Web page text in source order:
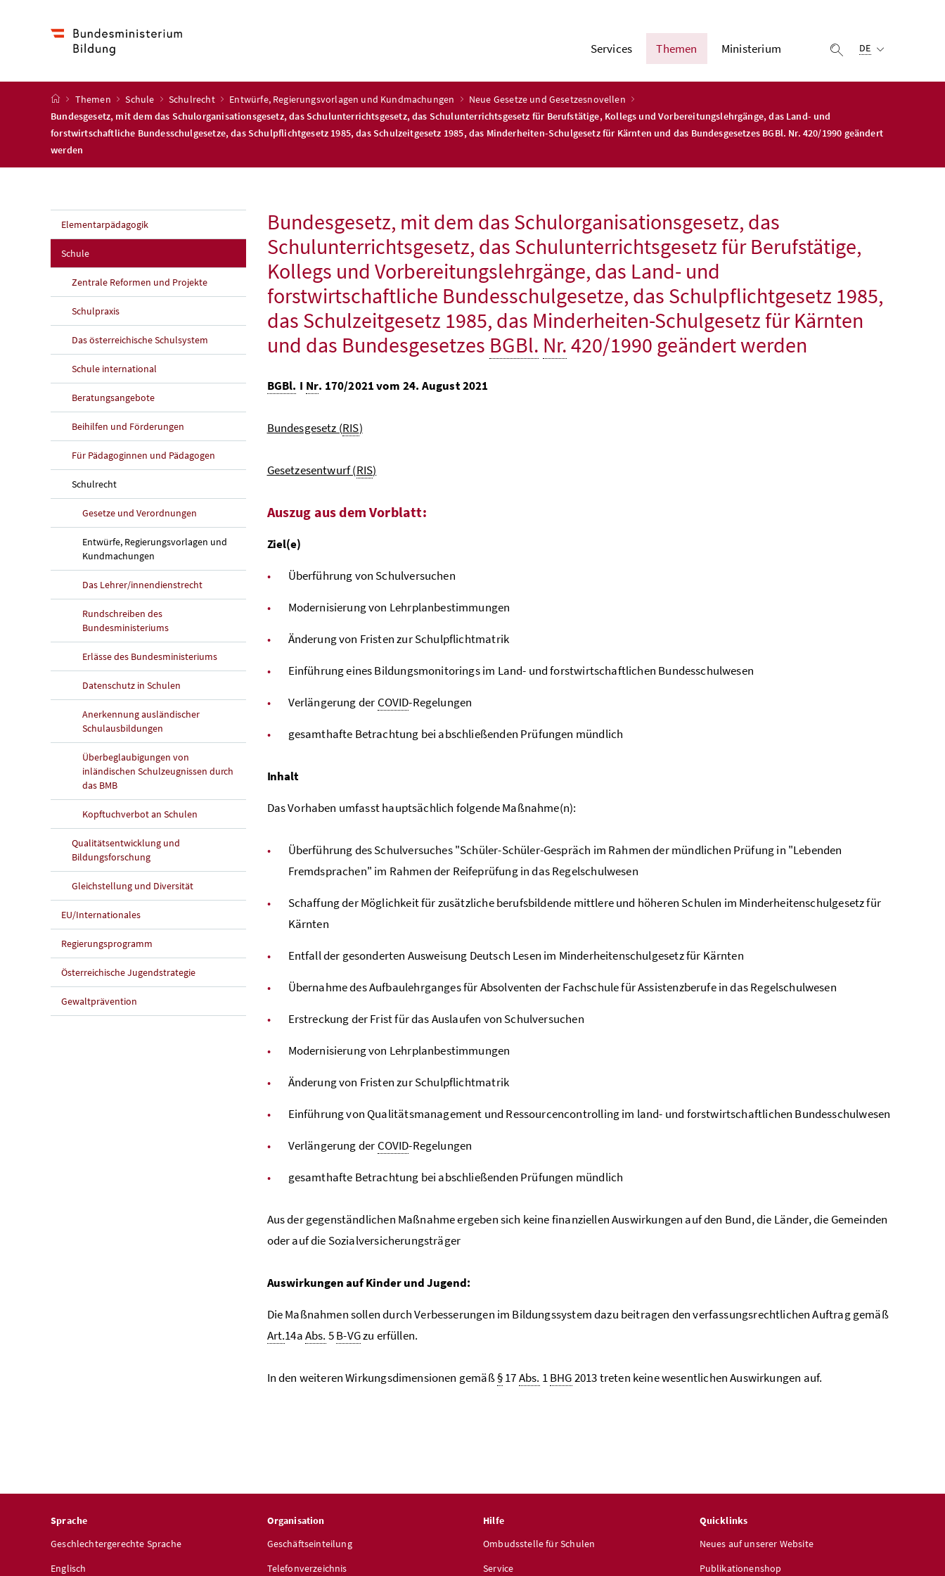
Services Themen Ministerium Suche einblenden
DE
Startseite
Themen Schule Schulrecht Entwürfe, Regierungsvorlagen und Kundmachungen
Neue Gesetze und Gesetzesnovellen
Bundesgesetz, mit dem das Schulorganisationsgesetz, das Schulunterrichtsgesetz, das Schulunterrichtsgesetz für Berufstätige, Kollegs und Vorbereitungslehrgänge, das Land- und
forstwirtschaftliche Bundesschulgesetze, das Schulpflichtgesetz 1985, das Schulzeitgesetz 1985, das Minderheiten-Schulgesetz für Kärnten und das Bundesgesetzes BGBl. Nr. 420/1990 geändert
werden
Elementarpädagogik
Schule
Zentrale Reformen und Projekte
Schulpraxis
Das österreichische Schulsystem
Schule international
Beratungsangebote
Beihilfen und Förderungen
Für Pädagoginnen und Pädagogen
Schulrecht
Gesetze und Verordnungen
Entwürfe, Regierungsvorlagen und
Kundmachungen
Das Lehrer/innendienstrecht
Rundschreiben des
Bundesministeriums
Erlässe des Bundesministeriums
Datenschutz in Schulen
Anerkennung ausländischer
Schulausbildungen
Überbeglaubigungen von
inländischen Schulzeugnissen durch
das BMB
Kopftuchverbot an Schulen
Qualitätsentwicklung und
Bildungsforschung
Gleichstellung und Diversität
EU/Internationales
Regierungsprogramm
Österreichische Jugendstrategie
Gewaltprävention
Bundesgesetz, mit dem das Schulorganisationsgesetz, das
Schulunterrichtsgesetz, das Schulunterrichtsgesetz für Berufstätige,
Kollegs und Vorbereitungslehrgänge, das Land- und
forstwirtschaftliche Bundesschulgesetze, das Schulpflichtgesetz 1985,
das Schulzeitgesetz 1985, das Minderheiten-Schulgesetz für Kärnten
und das Bundesgesetzes BGBl. Nr.420/1990 geändert werden
BGBl. I Nr. 170/2021 vom 24. August 2021
Bundesgesetz (RIS)
Gesetzesentwurf (RIS)
Auszug aus dem Vorblatt:
Ziel(e)
Überführung von Schulversuchen
Modernisierung von Lehrplanbestimmungen
Änderung von Fristen zur Schulpflichtmatrik
Einführung eines Bildungsmonitorings im Land- und forstwirtschaftlichen Bundesschulwesen
Verlängerung der COVID-Regelungen
gesamthafte Betrachtung bei abschließenden Prüfungen mündlich
Inhalt
Das Vorhaben umfasst hauptsächlich folgende Maßnahme(n):
Überführung des Schulversuches "Schüler-Schüler-Gespräch im Rahmen der mündlichen Prüfung in "Lebenden
Fremdsprachen" im Rahmen der Reifeprüfung in das Regelschulwesen
Schaffung der Möglichkeit für zusätzliche berufsbildende mittlere und höheren Schulen im Minderheitenschulgesetz für
Kärnten
Entfall der gesonderten Ausweisung Deutsch Lesen im Minderheitenschulgesetz für Kärnten
Übernahme des Aufbaulehrganges für Absolventen der Fachschule für Assistenzberufe in das Regelschulwesen
Erstreckung der Frist für das Auslaufen von Schulversuchen
Modernisierung von Lehrplanbestimmungen
Änderung von Fristen zur Schulpflichtmatrik
Einführung von Qualitätsmanagement und Ressourcencontrolling im land- und forstwirtschaftlichen Bundesschulwesen
Verlängerung der COVID-Regelungen
gesamthafte Betrachtung bei abschließenden Prüfungen mündlich
Aus der gegenständlichen Maßnahme ergeben sich keine finanziellen Auswirkungen auf den Bund, die Länder, die Gemeinden
oder auf die Sozialversicherungsträger
Auswirkungen auf Kinder und Jugend:
Die Maßnahmen sollen durch Verbesserungen im Bildungssystem dazu beitragen den verfassungsrechtlichen Auftrag gemäß
Art.14aAbs. 5B-VGzu erfüllen.
In den weiteren Wirkungsdimensionen gemäß§17Abs. 1BHG2013 treten keine wesentlichen Auswirkungen auf.
Sprache
Geschlechtergerechte Sprache
Englisch
Organisation
Geschäftseinteilung
Telefonverzeichnis
Hilfe
Ombudsstelle für Schulen
Service
Quicklinks
Neues auf unserer Website
Publikationenshop